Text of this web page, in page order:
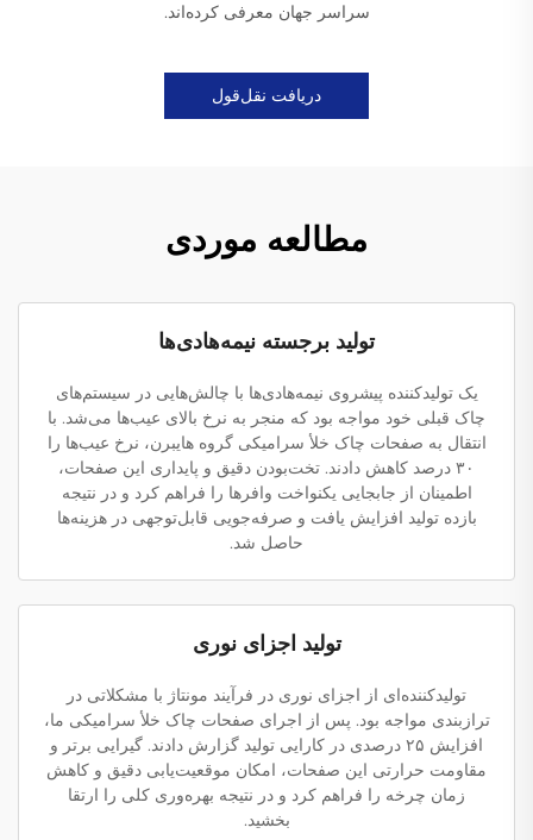
سراسر جهان معرفی کرده‌اند.
دریافت نقل‌قول
مطالعه موردی
تولید برجسته نیمه‌هادی‌ها
یک تولیدکننده پیشروی نیمه‌هادی‌ها با چالش‌هایی در سیستم‌های
چاک قبلی خود مواجه بود که منجر به نرخ بالای عیب‌ها می‌شد. با
انتقال به صفحات چاک خلأ سرامیکی گروه هایبرن، نرخ عیب‌ها را
۳۰ درصد کاهش دادند. تخت‌بودن دقیق و پایداری این صفحات،
اطمینان از جابجایی یکنواخت وافرها را فراهم کرد و در نتیجه
بازده تولید افزایش یافت و صرفه‌جویی قابل‌توجهی در هزینه‌ها
حاصل شد.
تولید اجزای نوری
تولیدکننده‌ای از اجزای نوری در فرآیند مونتاژ با مشکلاتی در
ترازبندی مواجه بود. پس از اجرای صفحات چاک خلأ سرامیکی ما،
افزایش ۲۵ درصدی در کارایی تولید گزارش دادند. گیرایی برتر و
مقاومت حرارتی این صفحات، امکان موقعیت‌یابی دقیق و کاهش
زمان چرخه را فراهم کرد و در نتیجه بهره‌وری کلی را ارتقا
بخشید.